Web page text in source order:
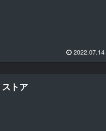
2022.07.14
トア